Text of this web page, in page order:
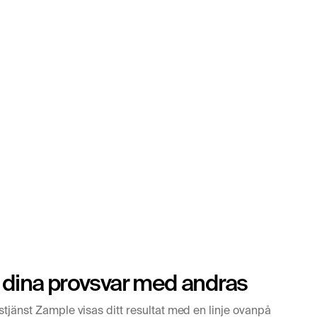
provsvar med andras
Zample visas ditt resultat med en linje ovanpå